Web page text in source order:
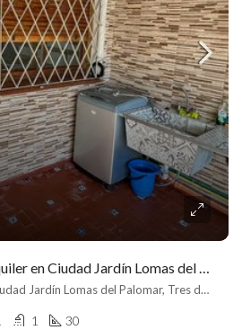
Departamento en alquiler en Ciudad Jardín Lomas del Palomar
Juana Azurduy 6158,, Ciudad Jardín Lomas del Palomar, Tres de febrero
1 30